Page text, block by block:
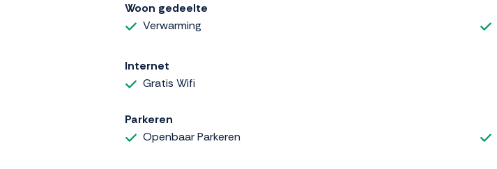
Woon gedeelte
Verwarming
Internet
Gratis Wifi
Parkeren
Openbaar Parkeren